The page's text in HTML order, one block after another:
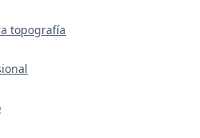
topografía